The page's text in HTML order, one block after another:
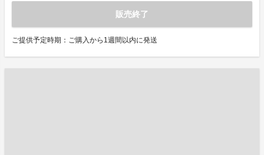
販売終了
ご提供予定時期：ご購入から1週間以内に発送